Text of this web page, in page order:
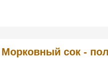
Морковный сок -